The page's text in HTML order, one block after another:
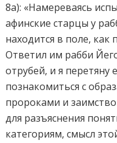
8а): «Намереваясь
афинские старцы у
находится в поле, как
Ответил им рабби
отрубей, и я перетяну
познакомиться с
пророками и
для разъяснения
категориям, смысл